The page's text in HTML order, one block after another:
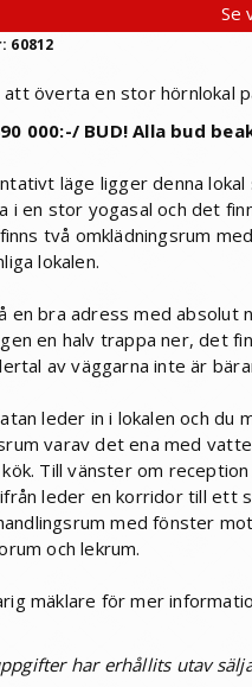
Se
60812
att överta en stor hörnlokal
000:-/ BUD! Alla bud
läge ligger denna lokal
i en stor yogasal och det
två omklädningsrum
lokalen.
en bra adress med absolut
en halv trappa ner, det
av väggarna inte är
leder in i lokalen och du
varav det ena med
Till vänster om
leder en korridor till ett
med fönster
och lekrum.
mäklare för mer
har erhållits utav